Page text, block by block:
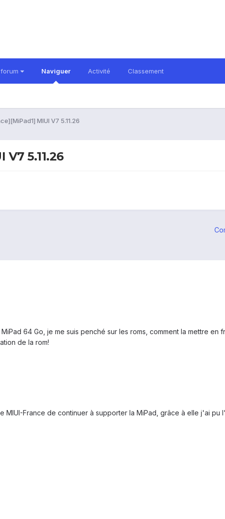
Naviguer Activité Classement
MIUI V7 5.11.26
5.11.26
64 Go, je me suis penché sur les roms, comment la mettre en
de la rom!
MIUI-France de continuer à supporter la MiPad, grâce à elle j'ai pu